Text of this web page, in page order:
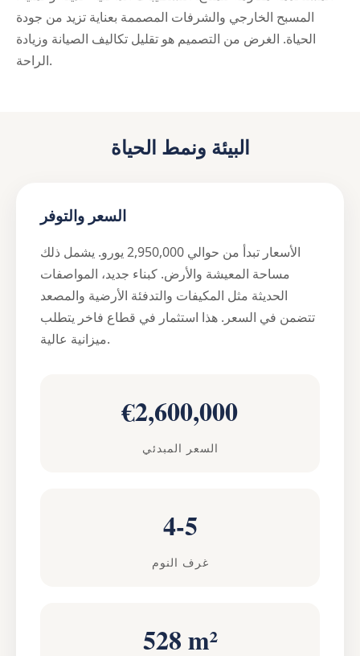
المسبح الخارجي والشرفات المصممة بعناية تزيد من جودة
الحياة. الغرض من التصميم هو تقليل تكاليف الصيانة وزيادة
الراحة.
البيئة ونمط الحياة
السعر والتوفر
الأسعار تبدأ من حوالي 2,950,000 يورو. يشمل ذلك
مساحة المعيشة والأرض. كبناء جديد، المواصفات
الحديثة مثل المكيفات والتدفئة الأرضية والمصعد
تتضمن في السعر. هذا استثمار في قطاع فاخر يتطلب
ميزانية عالية.
€2,600,000
السعر المبدئي
4-5
غرف النوم
528 m²